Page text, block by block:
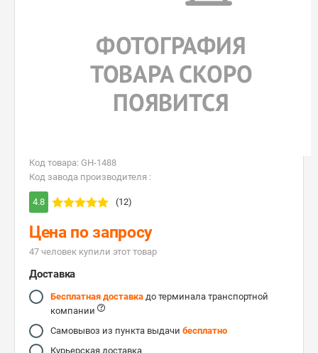
Код товара: GH-1488
Код завода производителя :
4.8 (12)
Цена по запросу
47 человек купили этот товар
Доставка
Бесплатная доставка до терминала транспортной
компании
Самовывоз из пункта выдачи бесплатно
Курьерская доставка